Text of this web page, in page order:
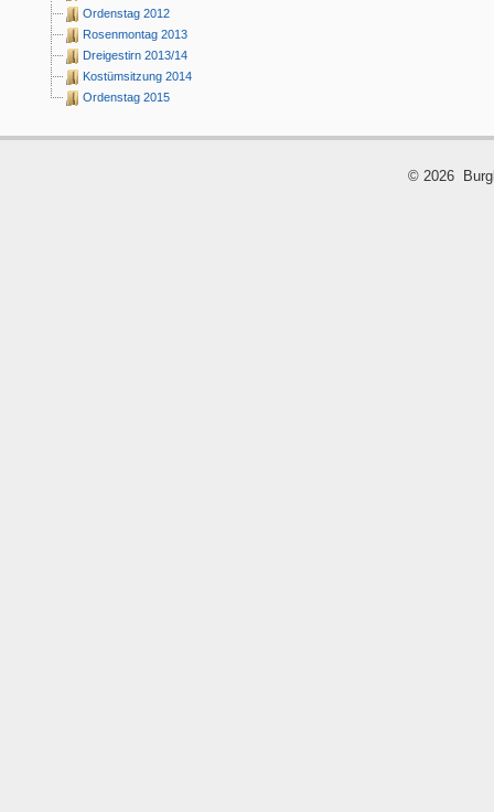
Ordenstag 2012
Rosenmontag 2013
Dreigestirn 2013/14
Kostümsitzung 2014
Ordenstag 2015
© 2026